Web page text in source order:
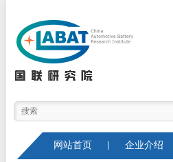
网站首页 企业介绍